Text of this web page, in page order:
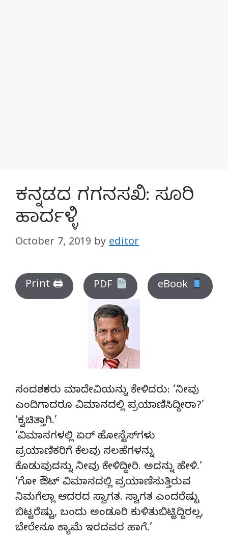
ಕನ್ನಡದ ಗಗನಸಖಿ: ಸೂರಿ
ಹಾರ್ದಳ್ಳಿ
October 7, 2019 by editor
Print 🖨 PDF eBook
ಸಂದರ್ಶಕರು ಮಾದೇವಿಯನ್ನು ಕೇಳಿದರು: ‘ನೀವು
ಎಂದಿಗಾದರೂ ವಿಮಾನದಲ್ಲಿ ಪ್ರಯಾಣಿಸಿದ್ದೀರಾ?’
‘ಕ್ವಚಿತ್ತಾಗಿ.’
‘ವಿಮಾನಗಳಲ್ಲಿ ಏರ್ ಹೋಸ್ಟೆಸ್‍ಗಳು
ಪ್ರಯಾಣಿಕರಿಗೆ ಕೆಲವು ಸಲಹೆಗಳನ್ನು
ಕೊಡುವುದನ್ನು ನೀವು ಕೇಳಿದ್ದೀರಿ. ಅದನ್ನು ಹೇಳಿ.’
‘ಗೋ ಔಟ್ ವಿಮಾನದಲ್ಲಿ ಪ್ರಯಾಣಿಸುತ್ತಿರುವ
ನಿಮಗೆಲ್ಲಾ ಆದರದ ಸ್ವಾಗತ. ಸ್ವಾಗತ ಎಂದರೆಷ್ಟು
ಬಿಟ್ಟರೆಷ್ಟು, ಬಂದು ಅಂಡೂರಿ ಕುಳಿತುಬಿಟ್ಟಿದ್ದಿರಲ್ಲ,
ಬೇರೇನೂ ಕ್ಯಾಮೆ ಇರದವರ ಹಾಗೆ.’